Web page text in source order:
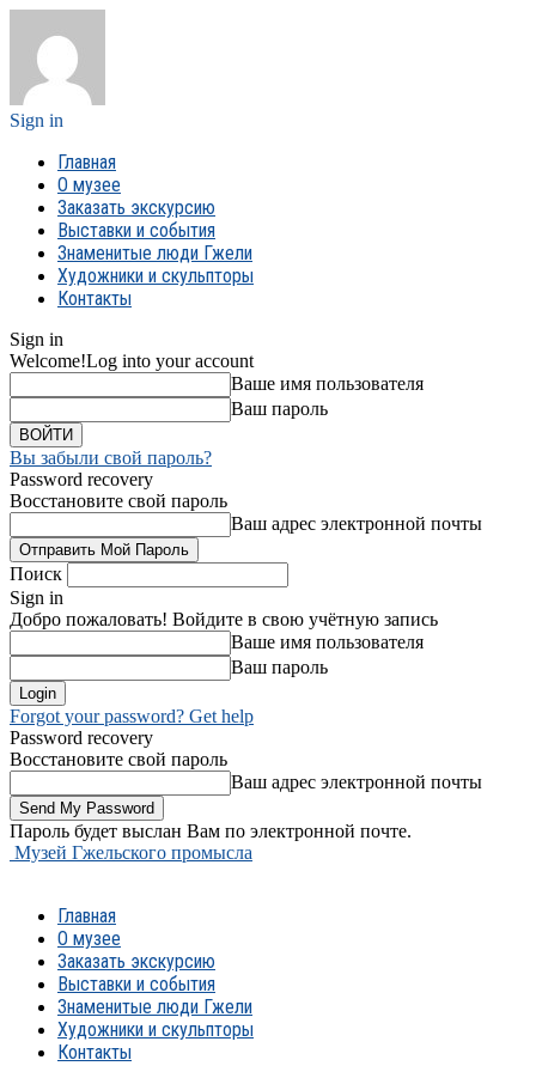
Sign in
Главная
О музее
Заказать экскурсию
Выставки и события
Знаменитые люди Гжели
Художники и скульпторы
Контакты
Sign in
Welcome!Log into your account
Ваше имя пользователя
Ваш пароль
Вы забыли свой пароль?
Password recovery
Восстановите свой пароль
Ваш адрес электронной почты
Поиск
Sign in
Добро пожаловать! Войдите в свою учётную запись
Ваше имя пользователя
Ваш пароль
Forgot your password? Get help
Password recovery
Восстановите свой пароль
Ваш адрес электронной почты
Пароль будет выслан Вам по электронной почте.
Музей Гжельского промысла
Главная
О музее
Заказать экскурсию
Выставки и события
Знаменитые люди Гжели
Художники и скульпторы
Контакты